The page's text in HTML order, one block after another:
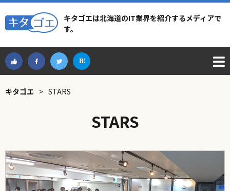
キタゴエは北海道のIT業界を紹介するメディアで
す。
キタゴエ > STARS
STARS